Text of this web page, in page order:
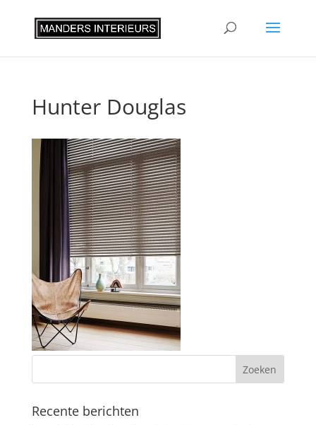
Hunter Douglas
Recente berichten